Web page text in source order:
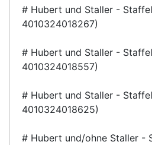
# Hubert und Staller -
4010324018267)
# Hubert und Staller -
4010324018557)
# Hubert und Staller -
4010324018625)
# Hubert und/ohne Staller -